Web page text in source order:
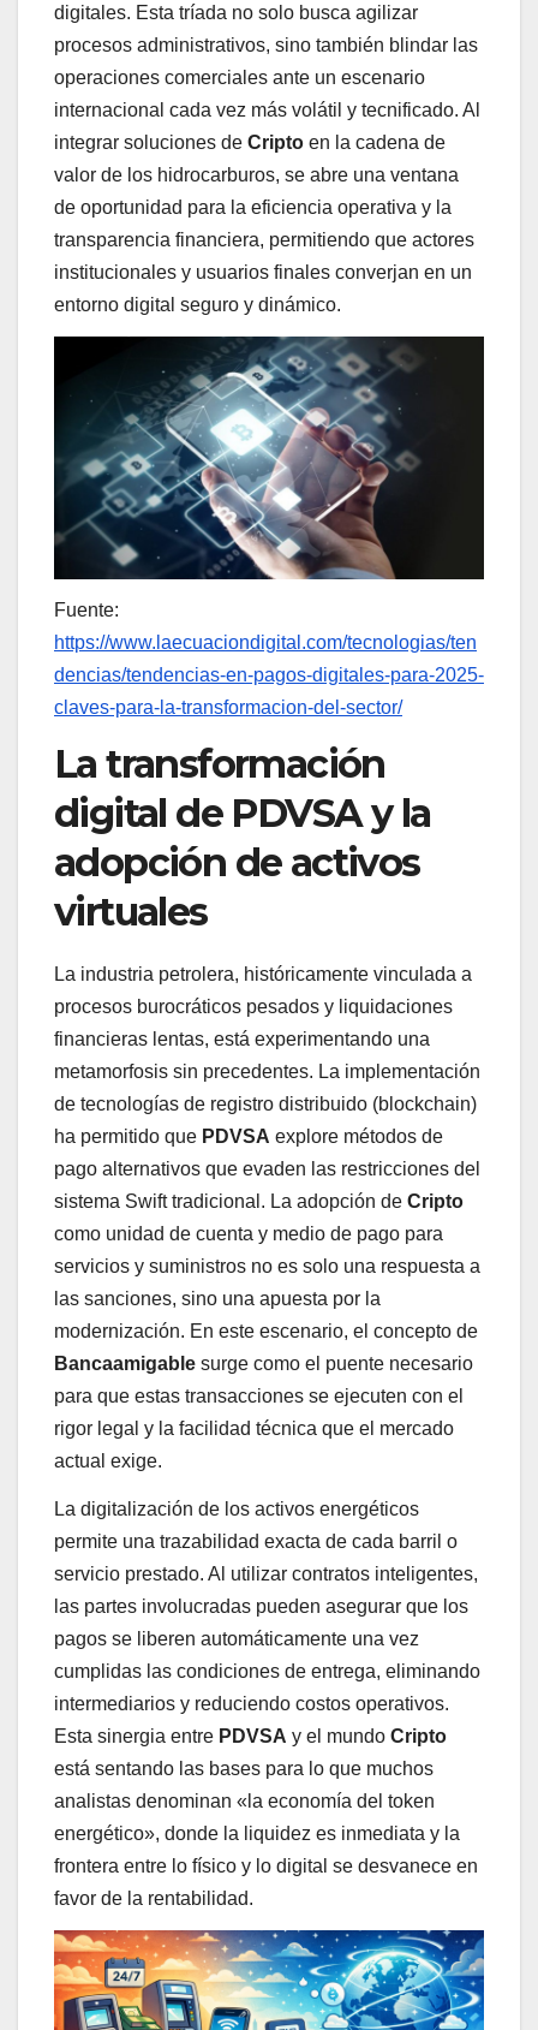
digitales. Esta tríada no solo busca agilizar
procesos administrativos, sino también blindar las
operaciones comerciales ante un escenario
internacional cada vez más volátil y tecnificado. Al
integrar soluciones de Cripto en la cadena de
valor de los hidrocarburos, se abre una ventana
de oportunidad para la eficiencia operativa y la
transparencia financiera, permitiendo que actores
institucionales y usuarios finales converjan en un
entorno digital seguro y dinámico.
Fuente:
https://www.laecuaciondigital.com/tecnologias/ten
dencias/tendencias-en-pagos-digitales-para-2025-
claves-para-la-transformacion-del-sector/
La transformación
digital de PDVSA y la
adopción de activos
virtuales
La industria petrolera, históricamente vinculada a
procesos burocráticos pesados y liquidaciones
financieras lentas, está experimentando una
metamorfosis sin precedentes. La implementación
de tecnologías de registro distribuido (blockchain)
ha permitido que PDVSA explore métodos de
pago alternativos que evaden las restricciones del
sistema Swift tradicional. La adopción de Cripto
como unidad de cuenta y medio de pago para
servicios y suministros no es solo una respuesta a
las sanciones, sino una apuesta por la
modernización. En este escenario, el concepto de
Bancaamigable surge como el puente necesario
para que estas transacciones se ejecuten con el
rigor legal y la facilidad técnica que el mercado
actual exige.
La digitalización de los activos energéticos
permite una trazabilidad exacta de cada barril o
servicio prestado. Al utilizar contratos inteligentes,
las partes involucradas pueden asegurar que los
pagos se liberen automáticamente una vez
cumplidas las condiciones de entrega, eliminando
intermediarios y reduciendo costos operativos.
Esta sinergia entre PDVSA y el mundo Cripto
está sentando las bases para lo que muchos
analistas denominan «la economía del token
energético», donde la liquidez es inmediata y la
frontera entre lo físico y lo digital se desvanece en
favor de la rentabilidad.